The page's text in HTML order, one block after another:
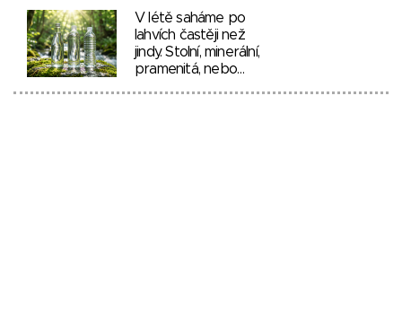
V létě saháme po
lahvích častěji než
jindy. Stolní, minerální,
pramenitá, nebo…